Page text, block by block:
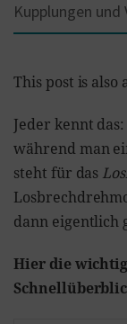
Kupplungen und
This post is also
Jeder kennt
während man
steht für das
dann eigentlich
Hier die